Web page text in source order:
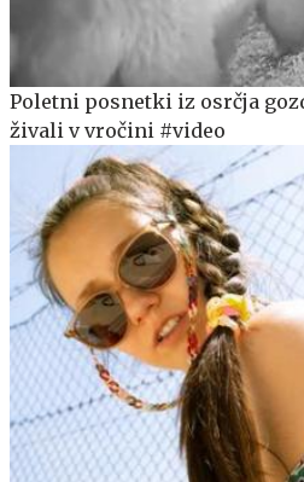
Poletni posnetki iz osrčja
živali v vročini #video